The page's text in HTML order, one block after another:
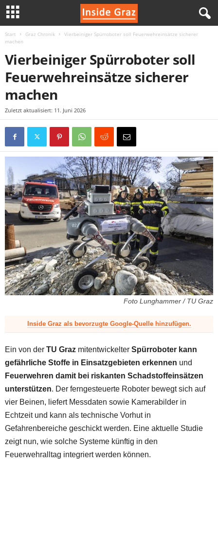
Start Graz Chronik
Vierbeiniger Spürroboter soll Feuerwehreinsätze sicherer
machen
Vierbeiniger Spürroboter soll
Feuerwehreinsätze sicherer
machen
Zuletzt aktualisiert: 11. Juni 2026
Foto Lunghammer / TU Graz
Inside Graz als bevorzugte Google-Quelle hinzufügen.
Ein von der TU Graz mitentwickelter Spürroboter kann
gefährliche Stoffe in Einsatzgebieten erkennen und
Feuerwehren damit bei riskanten Schadstoffeinsätzen
unterstützen. Der ferngesteuerte Roboter bewegt sich auf
vier Beinen, liefert Messdaten sowie Kamerabilder in
Echtzeit und kann als technische Vorhut in
Gefahrenbereiche geschickt werden. Eine aktuelle Studie
zeigt nun, wie solche Systeme künftig in den
Feuerwehralltag integriert werden können.